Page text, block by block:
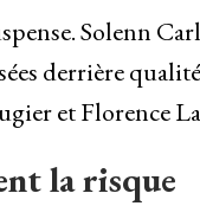
Solenn
derrière
et Florence
la risque